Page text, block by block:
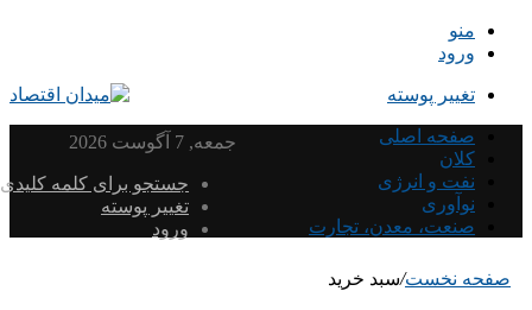
منو
ورود
تغییر پوسته
صفحه اصلی
کلان
نفت و انرژی
نوآوری
صنعت، معدن، تجارت
جمعه, 7 آگوست 2026
جستجو برای کلمه کلیدی
تغییر پوسته
ورود
صفحه نخست/سبد خرید